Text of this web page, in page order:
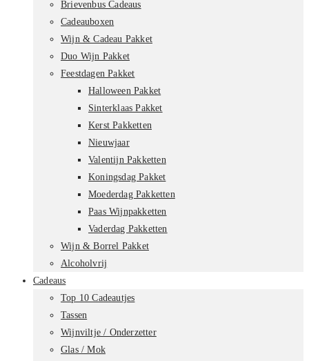
Brievenbus Cadeaus
Cadeauboxen
Wijn & Cadeau Pakket
Duo Wijn Pakket
Feestdagen Pakket
Halloween Pakket
Sinterklaas Pakket
Kerst Pakketten
Nieuwjaar
Valentijn Pakketten
Koningsdag Pakket
Moederdag Pakketten
Paas Wijnpakketten
Vaderdag Pakketten
Wijn & Borrel Pakket
Alcoholvrij
Cadeaus
Top 10 Cadeautjes
Tassen
Wijnviltje / Onderzetter
Glas / Mok